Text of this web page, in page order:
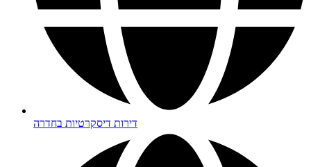
דירות דיסקרטיות בחדרה